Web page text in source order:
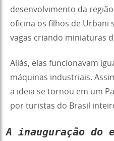
desenvolvimento da
oficina os filhos de Urbani
vagas criando miniaturas
Aliás, elas funcionavam
máquinas industriais.
a ideia se tornou em um
por turistas do Brasil
A inauguração do